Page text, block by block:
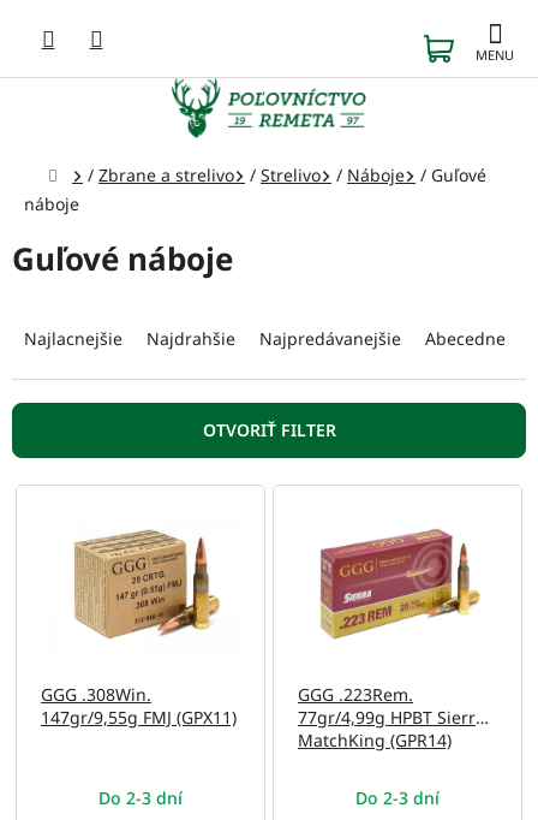
obsah
KOŠÍK
Domov
/ Zbrane a strelivo / Strelivo / Náboje / Guľové
náboje
Guľové náboje
e
n
e
p
Najlacnejšie Najdrahšie Najpredávanejšie Abecedne
OTVORIŤ FILTER
V
GGG .308Win.
147gr/9,55g FMJ (GPX11)
Do 2-3 dní
GGG .223Rem.
77gr/4,99g HPBT Sierra
MatchKing (GPR14)
Do 2-3 dní